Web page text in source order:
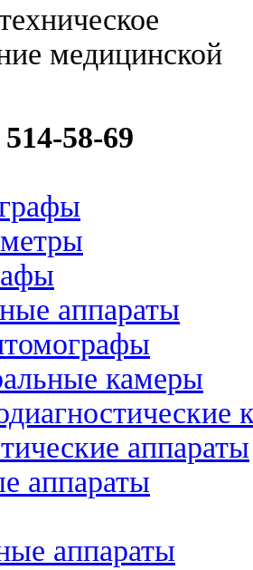
58-69
аппараты
камеры
аппараты
аппараты
аппараты